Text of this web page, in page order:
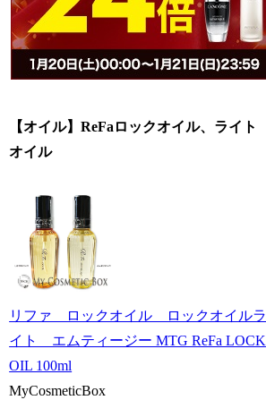
【オイル】ReFaロックオイル、ライト
オイル
リファ ロックオイル ロックオイルラ
イト エムティージー MTG ReFa LOCK
OIL 100ml
MyCosmeticBox